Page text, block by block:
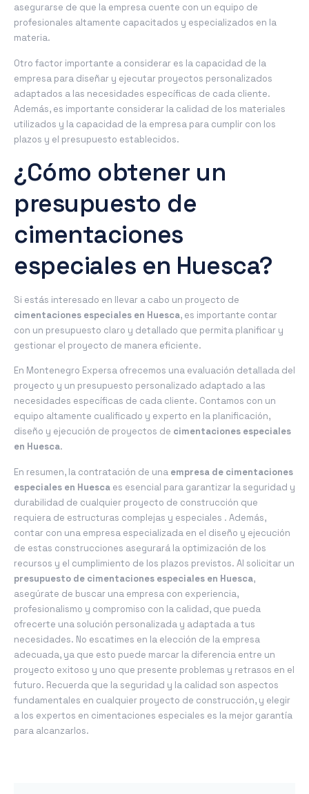
asegurarse de que la empresa cuente con un equipo de
profesionales altamente capacitados y especializados en la
materia.
Otro factor importante a considerar es la capacidad de la
empresa para diseñar y ejecutar proyectos personalizados
adaptados a las necesidades específicas de cada cliente.
Además, es importante considerar la calidad de los materiales
utilizados y la capacidad de la empresa para cumplir con los
plazos y el presupuesto establecidos.
¿Cómo obtener un
presupuesto de
cimentaciones
especiales en Huesca?
Si estás interesado en llevar a cabo un proyecto de
cimentaciones especiales en Huesca, es importante contar
con un presupuesto claro y detallado que permita planificar y
gestionar el proyecto de manera eficiente.
En Montenegro Expersa ofrecemos una evaluación detallada del
proyecto y un presupuesto personalizado adaptado a las
necesidades específicas de cada cliente. Contamos con un
equipo altamente cualificado y experto en la planificación,
diseño y ejecución de proyectos de cimentaciones especiales
en Huesca.
En resumen, la contratación de una empresa de cimentaciones
especiales en Huesca es esencial para garantizar la seguridad y
durabilidad de cualquier proyecto de construcción que
requiera de estructuras complejas y especiales . Además,
contar con una empresa especializada en el diseño y ejecución
de estas construcciones asegurará la optimización de los
recursos y el cumplimiento de los plazos previstos. Al solicitar un
presupuesto de cimentaciones especiales en Huesca,
asegúrate de buscar una empresa con experiencia,
profesionalismo y compromiso con la calidad, que pueda
ofrecerte una solución personalizada y adaptada a tus
necesidades. No escatimes en la elección de la empresa
adecuada, ya que esto puede marcar la diferencia entre un
proyecto exitoso y uno que presente problemas y retrasos en el
futuro. Recuerda que la seguridad y la calidad son aspectos
fundamentales en cualquier proyecto de construcción, y elegir
a los expertos en cimentaciones especiales es la mejor garantía
para alcanzarlos.